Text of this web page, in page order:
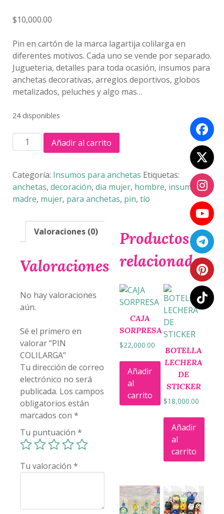
$10,000.00
Pin en cartón de la marca lagartija colilarga en
diferentes motivos. Cada uno se vende por separado.
Jugueteria, detalles para toda ocasión, insumos para
anchetas decorativas, arreglos deportivos, globos
metalizados, peluches y algo mas…
24 disponibles
COLILARGA
Añadir al carrito
Categoría: Insumos para anchetas Etiquetas:
anchetas, decoración, dia mujer, hombre, insumos,
madre, mujer, para anchetas, pin, tío
Valoraciones (0)
Valoraciones
No hay valoraciones
aún.
Sé el primero en
valorar “PIN
COLILARGA”
Tu dirección de correo
electrónico no será
publicada. Los campos
obligatorios están
marcados con *
Tu puntuación *
Tu valoración *
Productos
relacionados
CAJA
SORPRESA
$22,000.00
Añadir
al
carrito
BOTELLA
LECHERA
DE
STICKER
$18,000.00
Añadir
al
carrito